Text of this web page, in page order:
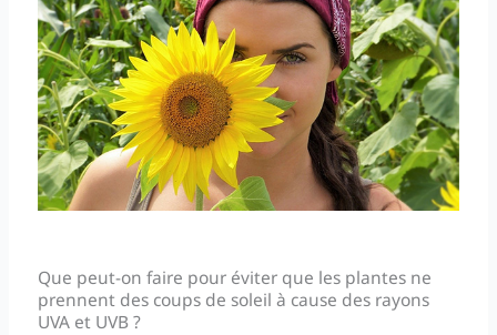
Que peut-on faire pour éviter que les plantes ne
prennent des coups de soleil à cause des rayons
UVA et UVB ?